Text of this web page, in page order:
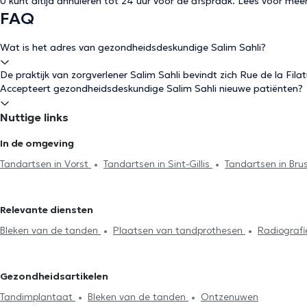
FAQ
Wat is het adres van gezondheidsdeskundige Salim Sahli?
De praktijk van zorgverlener Salim Sahli bevindt zich Rue de la
Accepteert gezondheidsdeskundige Salim Sahli nieuwe patiënten?
Nuttige links
In de omgeving
Tandartsen in Vorst
Tandartsen in Sint-Gillis Tandartsen in
Tandartsen in Sint-Agatha-Berchem
Etterbeek
Tandartsen in Sint-Joost-ten-Node Tandartsen in
Relevante diensten
Bleken van de tanden
Plaatsen van tandprothesen
Tandheelkundige esthetiek
Gezondheidsartikelen
Tandimplantaat
Bleken van de tanden Ontzenuwen